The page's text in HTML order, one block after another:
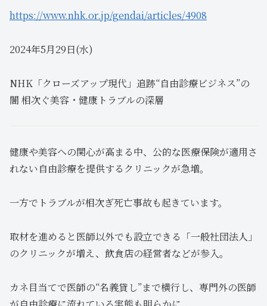
https://www.nhk.or.jp/gendai/articles/4908
2024年5月29日(水)
NHK「クローズアップ現代」追跡“自由診療ビジネス”の
闇 相次ぐ美容・健康トラブルの深層
健康や美容への関心が高まる中、公的な医療保険が適用さ
れない自由診療を提供するクリニックが急増。
一方でトラブルが相次ぎ死亡事故も起きています。
取材を進めると医師以外でも設立できる「一般社団法人」
のクリニックが増え、飲食店の経営者などが参入。
カネ目当てで医師の“名義貸し”まで横行し、専門外の医師